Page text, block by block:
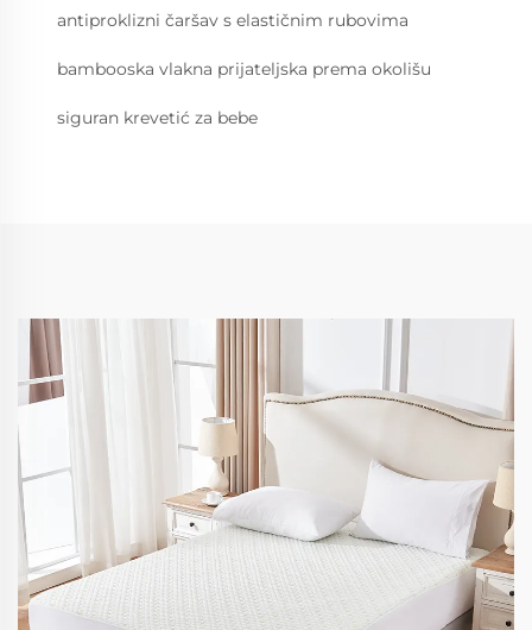
antiproklizni čaršav s elastičnim rubovima
bambooska vlakna prijateljska prema okolišu
siguran krevetić za bebe